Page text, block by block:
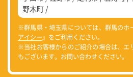
野木町
※群馬県・埼玉県については、群馬のホ
アイシー』をご利用ください。
※当社お客様からのご紹介の場合は、エ
もございます。お問い合わせください。